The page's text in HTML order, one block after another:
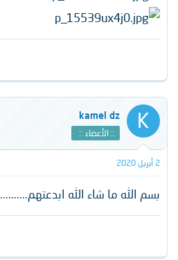
K
kamel dz
:: الأعضاء ::
2 أبريل 2020
بسم الله ما شاء الله ابدعتهم..........